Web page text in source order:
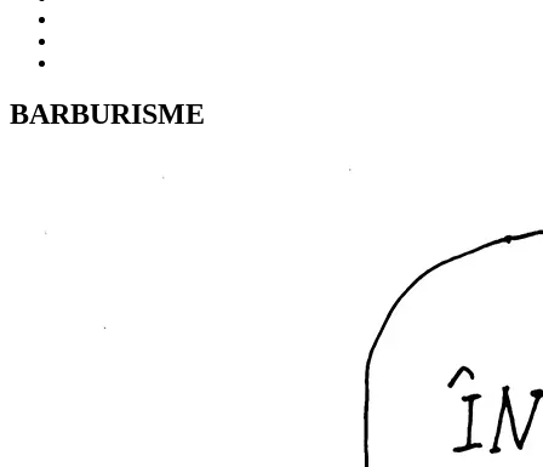
BARBURISME